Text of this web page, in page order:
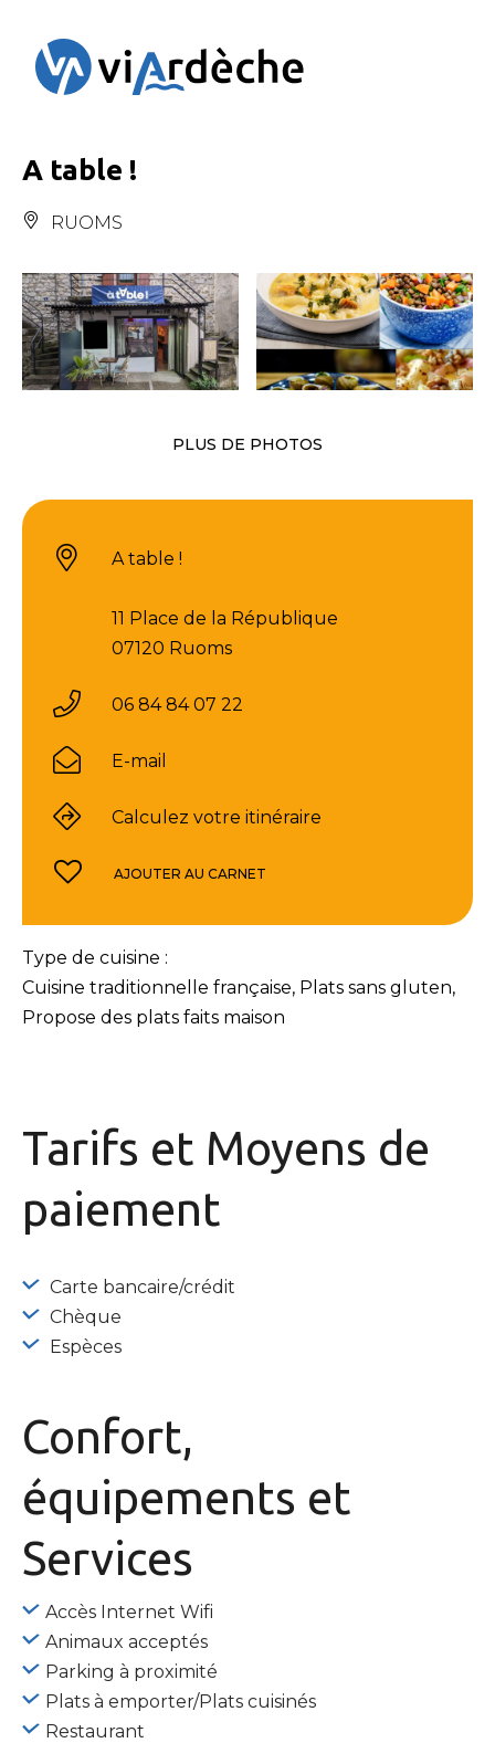
A table !
RUOMS
PLUS DE PHOTOS
Type de cuisine :
Cuisine traditionnelle française, Plats sans gluten,
Propose des plats faits maison
Tarifs et Moyens de
paiement
Carte bancaire/crédit
Chèque
Espèces
Confort,
équipements et
Services
Accès Internet Wifi
Animaux acceptés
Parking à proximité
Plats à emporter/Plats cuisinés
Restaurant
A table !
11 Place de la République
07120 Ruoms
06 84 84 07 22
E-mail
Calculez votre itinéraire
AJOUTER AU CARNET